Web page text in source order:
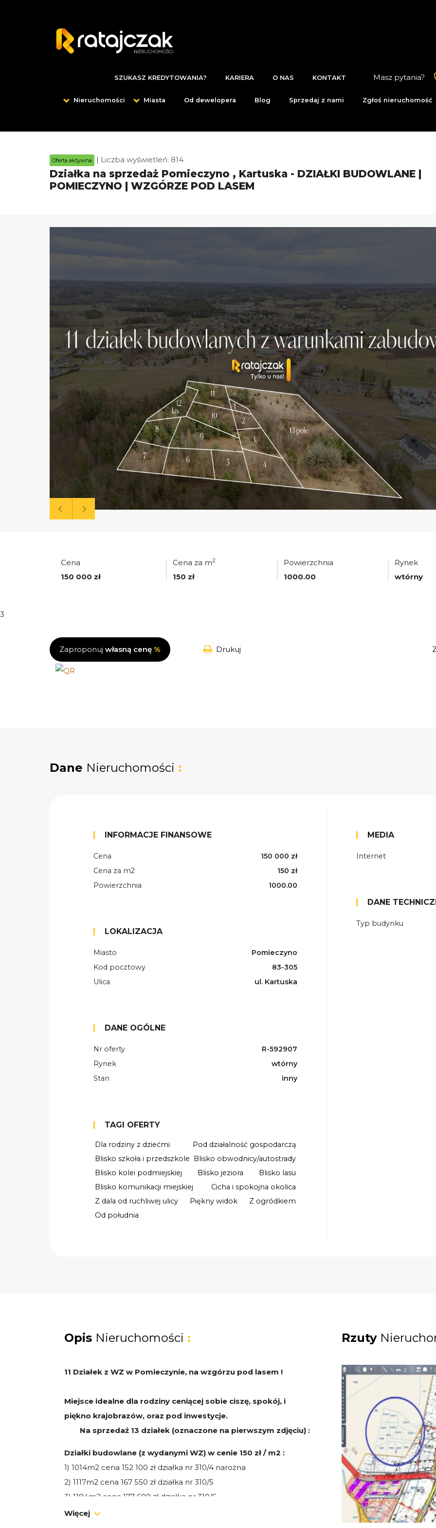
Masz pytania?
SZUKASZ KREDYTOWANIA? KARIERA O NAS KONTAKT
Nieruchomości Miasta Od dewelopera Blog Sprzedaj z nami Zgłoś nieruchomość
Oferta aktywna | Liczba wyświetleń: 814
Działka na sprzedaż Pomieczyno , Kartuska - DZIAŁKI BUDOWLANE |
POMIECZYNO | WZGÓRZE POD LASEM
Cena
150 000 zł
Cena za m2
150 zł
Powierzchnia
1000.00
Rynek
wtórny
3
Zaproponuj własną cenę % Drukuj
Dane Nieruchomości :
INFORMACJE FINANSOWE
Cena
150 000 zł
Cena za m2
150 zł
Powierzchnia
1000.00
LOKALIZACJA
Miasto
Pomieczyno
Kod pocztowy
83-305
Ulica
ul. Kartuska
DANE OGÓLNE
Nr oferty
R-592907
Rynek
wtórny
Stan
inny
TAGI OFERTY
Dla rodziny z dziećmi
Pod działalność gospodarczą
Blisko szkoła i przedszkole Blisko obwodnicy/autostrady
Blisko kolei podmiejskiej
Blisko jeziora
Blisko lasu
Blisko komunikacji miejskiej
Cicha i spokojna okolica
Z dala od ruchliwej ulicy
Piękny widok
Z ogródkiem
Od południa
MEDIA
Internet
DANE
Typ budynku
Opis Nieruchomości :
11 Działek z WZ w Pomieczynie, na wzgórzu pod lasem !
Miejsce idealne dla rodziny ceniącej sobie ciszę, spokój, i
piękno krajobrazów, oraz pod inwestycje.
Na sprzedaż 13 działek (oznaczone na pierwszym zdjęciu) :
Działki budowlane (z wydanymi WZ) w cenie 150 zł / m2 :
1) 1014m2 cena 152 100 zł działka nr 310/4 narożna
2) 1117m2 cena 167 550 zł działka nr 310/5
3) 1184m2 cena 177 600 zł działka nr 310/6
4) 1431m2 cena 214 650 zł działka nr 310/7 narożna
Więcej
Rzuty